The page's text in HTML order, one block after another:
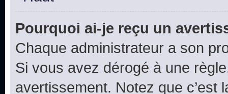
Pourquoi ai-je reçu un
Chaque administrateur a son
Si vous avez dérogé à une
avertissement. Notez que c’est